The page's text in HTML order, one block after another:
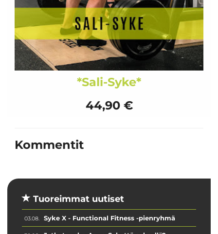
*Sali-Syke*
44,90 €
Kommentit
Tuoreimmat uutiset
03.08. Syke X - Functional Fitness -pienryhmä